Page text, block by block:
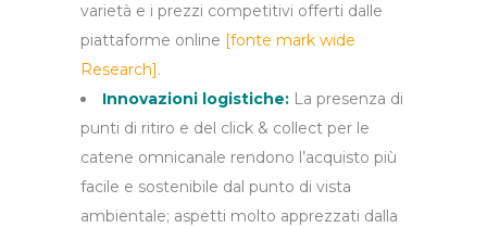
varietà e i prezzi competitivi offerti dalle
piattaforme online [fonte mark wide
Research] .
Innovazioni logistiche: La presenza di
punti di ritiro e del click & collect per le
catene omnicanale rendono l’acquisto più
facile e sostenibile dal punto di vista
ambientale; aspetti molto apprezzati dalla